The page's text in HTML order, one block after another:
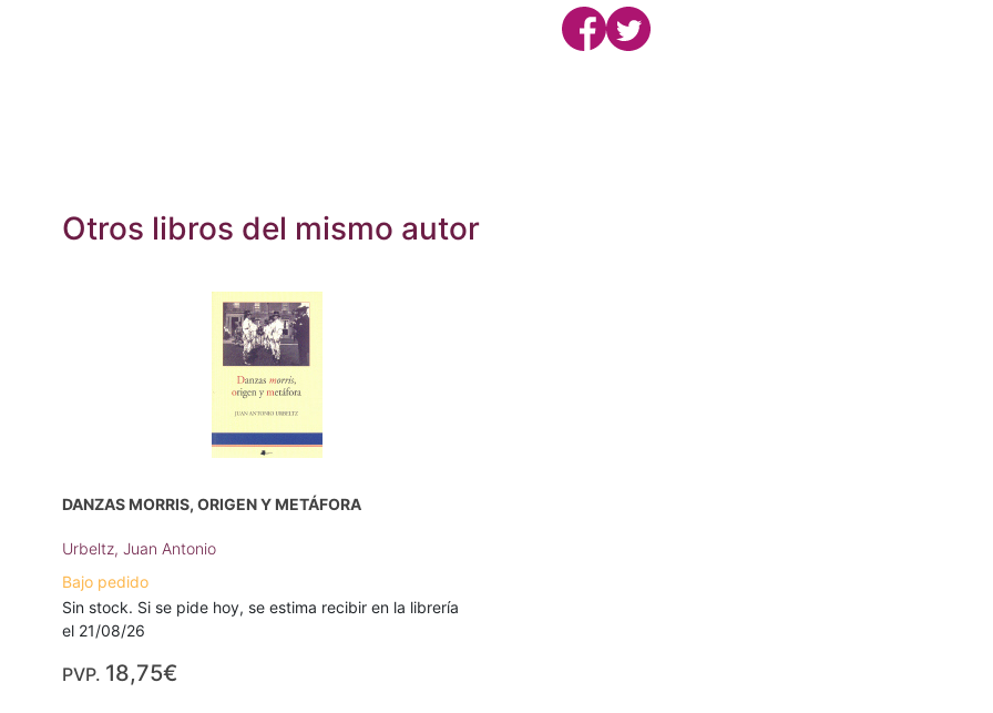
Otros libros del mismo autor
DANZAS MORRIS, ORIGEN Y METÁFORA
Urbeltz, Juan Antonio
Bajo pedido
Sin stock. Si se pide hoy, se estima recibir en la librería
el 21/08/26
PVP. 18,75€